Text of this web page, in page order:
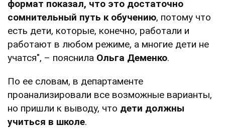
формат показал, что это достаточно
сомнительный путь к обучению, потому что
есть дети, которые, конечно, работали и
работают в любом режиме, а многие дети не
учатся", – пояснила Ольга Деменко.
По ее словам, в департаменте
проанализировали все возможные варианты,
но пришли к выводу, что дети должны
учиться в школе.